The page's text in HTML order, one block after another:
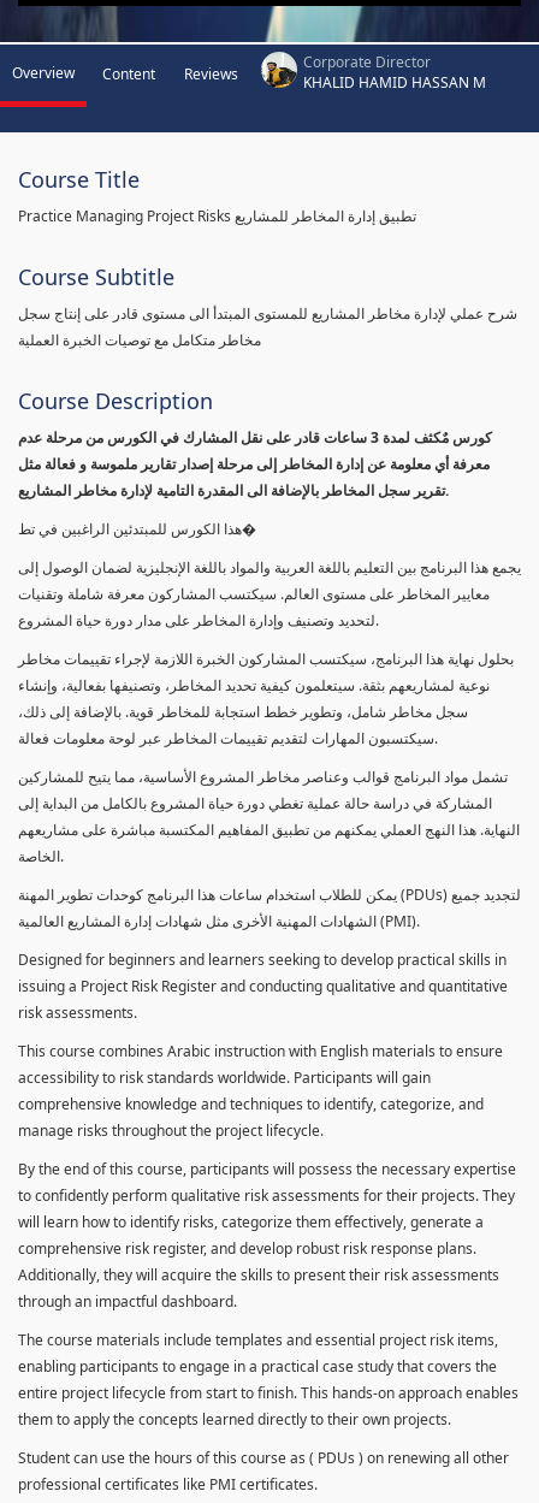
Overview Content Reviews
Corporate Director
KHALID HAMID HASSAN M
Course Title
Practice Managing Project Risks تطبيق إدارة المخاطر للمشاريع
Course Subtitle
شرح عملي لإدارة مخاطر المشاريع للمستوى المبتدأ الى مستوى قادر على إنتاج سجل
مخاطر متكامل مع توصيات الخبرة العملية
Course Description
كورس مٌكثف لمدة 3 ساعات قادر على نقل المشارك في الكورس من مرحلة عدم
معرفة أي معلومة عن إدارة المخاطر إلى مرحلة إصدار تقارير ملموسة و فعالة مثل
تقرير سجل المخاطر بالإضافة الى المقدرة التامية لإدارة مخاطر المشاريع.
هذا الكورس للمبتدئين الراغبين في تط�
يجمع هذا البرنامج بين التعليم باللغة العربية والمواد باللغة الإنجليزية لضمان الوصول إلى
معايير المخاطر على مستوى العالم. سيكتسب المشاركون معرفة شاملة وتقنيات
لتحديد وتصنيف وإدارة المخاطر على مدار دورة حياة المشروع.
بحلول نهاية هذا البرنامج، سيكتسب المشاركون الخبرة اللازمة لإجراء تقييمات مخاطر
نوعية لمشاريعهم بثقة. سيتعلمون كيفية تحديد المخاطر، وتصنيفها بفعالية، وإنشاء
سجل مخاطر شامل، وتطوير خطط استجابة للمخاطر قوية. بالإضافة إلى ذلك،
سيكتسبون المهارات لتقديم تقييمات المخاطر عبر لوحة معلومات فعالة.
تشمل مواد البرنامج قوالب وعناصر مخاطر المشروع الأساسية، مما يتيح للمشاركين
المشاركة في دراسة حالة عملية تغطي دورة حياة المشروع بالكامل من البداية إلى
النهاية. هذا النهج العملي يمكنهم من تطبيق المفاهيم المكتسبة مباشرة على مشاريعهم
الخاصة.
يمكن للطلاب استخدام ساعات هذا البرنامج كوحدات تطوير المهنة (PDUs) لتجديد جميع
الشهادات المهنية الأخرى مثل شهادات إدارة المشاريع العالمية (PMI).
Designed for beginners and learners seeking to develop practical skills in
issuing a Project Risk Register and conducting qualitative and quantitative
risk assessments.
This course combines Arabic instruction with English materials to ensure
accessibility to risk standards worldwide. Participants will gain
comprehensive knowledge and techniques to identify, categorize, and
manage risks throughout the project lifecycle.
By the end of this course, participants will possess the necessary expertise
to confidently perform qualitative risk assessments for their projects. They
will learn how to identify risks, categorize them effectively, generate a
comprehensive risk register, and develop robust risk response plans.
Additionally, they will acquire the skills to present their risk assessments
through an impactful dashboard.
The course materials include templates and essential project risk items,
enabling participants to engage in a practical case study that covers the
entire project lifecycle from start to finish. This hands-on approach enables
them to apply the concepts learned directly to their own projects.
Student can use the hours of this course as ( PDUs ) on renewing all other
professional certificates like PMI certificates.